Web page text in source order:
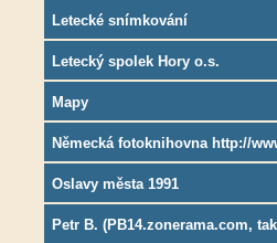
Letecké snímkování
Letecký spolek Hory o.s.
Mapy
Německá fotoknihovna http://
Oslavy města 1991
Petr B. (PB14.zonerama.com,